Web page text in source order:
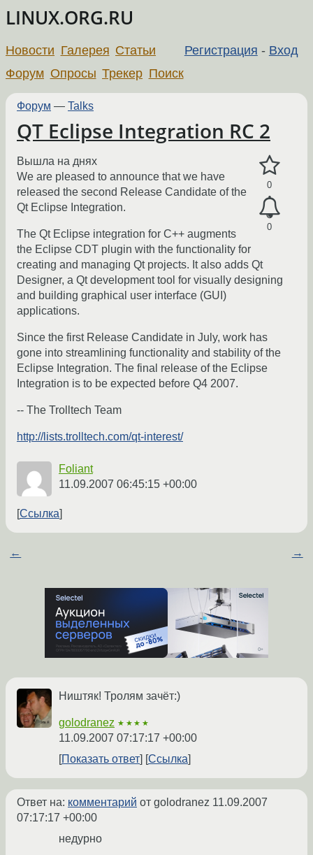
LINUX.ORG.RU
Регистрация - Вход
Новости Галерея Статьи
Форум Опросы Трекер Поиск
Форум — Talks
QT Eclipse Integration RC 2
0
0
Вышла на днях
We are pleased to announce that we have
released the second Release Candidate of the
Qt Eclipse Integration.
The Qt Eclipse integration for C++ augments
the Eclipse CDT plugin with the functionality for
creating and managing Qt projects. It also adds Qt
Designer, a Qt development tool for visually designing
and building graphical user interface (GUI)
applications.
Since the first Release Candidate in July, work has
gone into streamlining functionality and stability of the
Eclipse Integration. The final release of the Eclipse
Integration is to be expected before Q4 2007.
-- The Trolltech Team
http://lists.trolltech.com/qt-interest/
Foliant
11.09.2007 06:45:15 +00:00
Ссылка
← →
Ништяк! Тролям зачёт:)
golodranez ★★★★
11.09.2007 07:17:17 +00:00
Показать ответ
Ссылка
Ответ на: комментарий от golodranez 11.09.2007
07:17:17 +00:00
недурно